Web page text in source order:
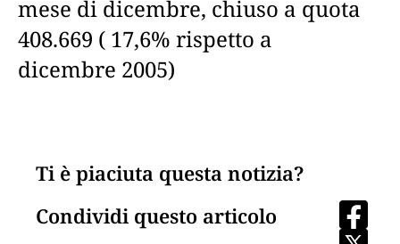
mese di dicembre, chiuso a quota
408.669 ( 17,6% rispetto a
dicembre 2005)
Ti è piaciuta questa notizia?
Condividi questo articolo